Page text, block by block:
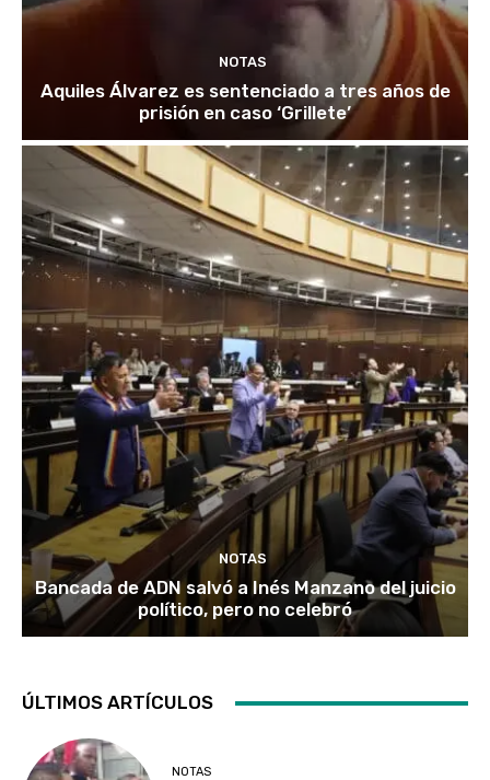
NOTAS
Aquiles Álvarez es sentenciado a tres años de
prisión en caso ‘Grillete’
NOTAS
Bancada de ADN salvó a Inés Manzano del juicio
político, pero no celebró
ÚLTIMOS ARTÍCULOS
NOTAS